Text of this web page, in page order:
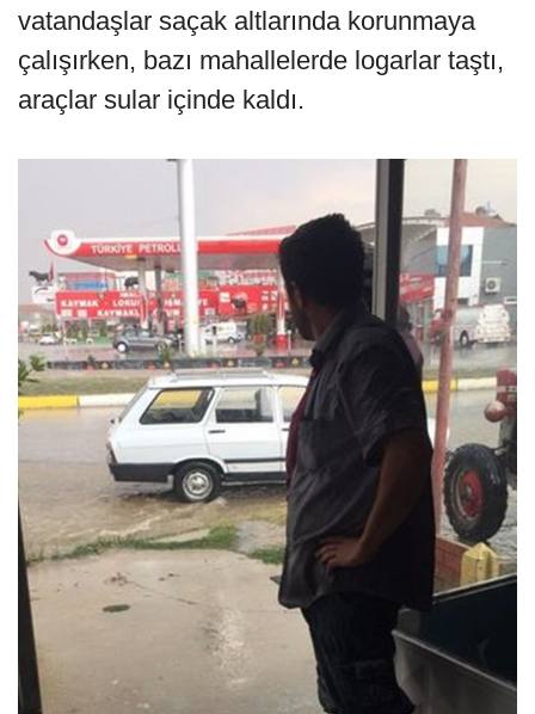
vatandaşlar saçak altlarında korunmaya
çalışırken, bazı mahallelerde logarlar taştı,
araçlar sular içinde kaldı.